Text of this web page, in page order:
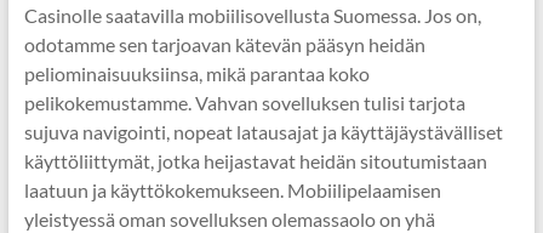
Casinolle saatavilla mobiilisovellusta Suomessa. Jos on,
odotamme sen tarjoavan kätevän pääsyn heidän
peliominaisuuksiinsa, mikä parantaa koko
pelikokemustamme. Vahvan sovelluksen tulisi tarjota
sujuva navigointi, nopeat latausajat ja käyttäjäystävälliset
käyttöliittymät, jotka heijastavat heidän sitoutumistaan
laatuun ja käyttökokemukseen. Mobiilipelaamisen
yleistyessä oman sovelluksen olemassaolo on yhä